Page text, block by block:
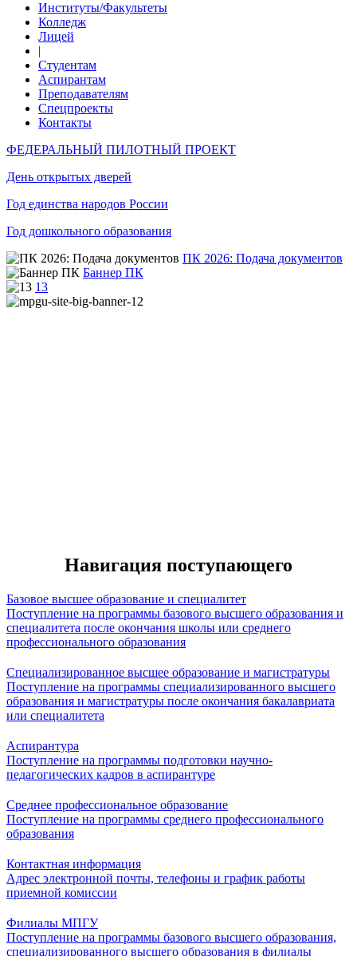
Институты/Факультеты
Колледж
Лицей
|
Студентам
Аспирантам
Преподавателям
Спецпроекты
Контакты
ФЕДЕРАЛЬНЫЙ ПИЛОТНЫЙ ПРОЕКТ
День открытых дверей
Год единства народов России
Год дошкольного образования
ПК 2026: Подача документов
Баннер ПК
13
Навигация поступающего
Базовое высшее образование и специалитет
Поступление на программы базового высшего образования и
специалитета после окончания школы или среднего
профессионального образования
Специализированное высшее образование и магистратуры
Поступление на программы специализированного высшего
образования и магистратуры после окончания бакалавриата
или специалитета
Аспирантура
Поступление на программы подготовки научно-
педагогических кадров в аспирантуре
Среднее профессиональное образование
Поступление на программы среднего профессионального
образования
Контактная информация
Адрес электронной почты, телефоны и график работы
приемной комиссии
Филиалы МПГУ
Поступление на программы базового высшего образования,
специализированного высшего образования в филиалы